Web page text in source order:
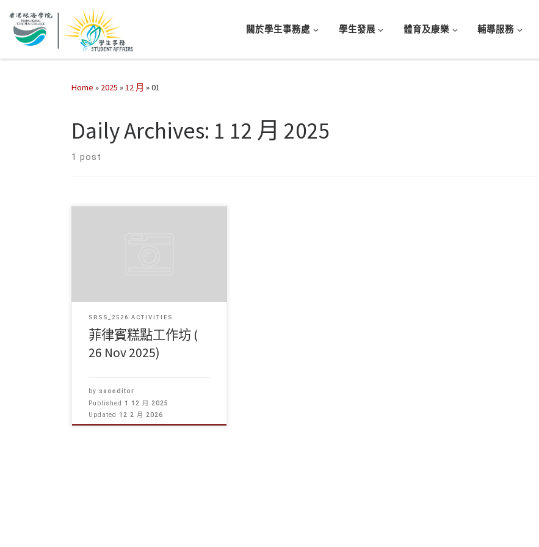
關於學生事務處 學生發展 體育及康樂 輔導服務
Home » 2025 »12 月 »01
Daily Archives: 1 12 月 2025
1 post
SRSS_2526 ACTIVITIES
菲律賓糕點工作坊 (
26 Nov 2025)
by saoeditor
Published1 12 月 2025
Updated12 2 月 2026